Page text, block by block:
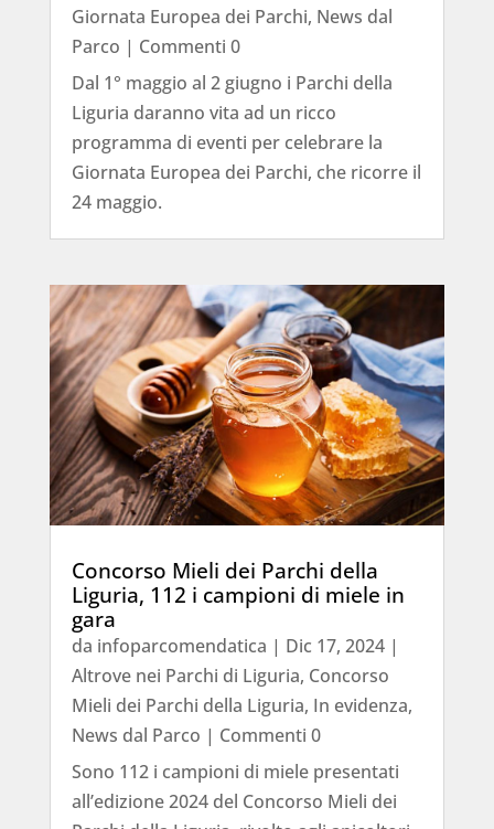
Giornata Europea dei Parchi, News dal
Parco | Commenti 0
Dal 1° maggio al 2 giugno i Parchi della
Liguria daranno vita ad un ricco
programma di eventi per celebrare la
Giornata Europea dei Parchi, che ricorre il
24 maggio.
Concorso Mieli dei Parchi della
Liguria, 112 i campioni di miele in
gara
da infoparcomendatica | Dic 17, 2024|
Altrove nei Parchi di Liguria, Concorso
Mieli dei Parchi della Liguria, In evidenza,
News dal Parco | Commenti 0
Sono 112 i campioni di miele presentati
all’edizione 2024 del Concorso Mieli dei